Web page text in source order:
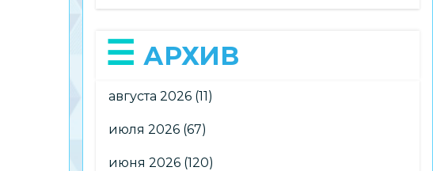
АРХИВ
августа 2026 (11)
июля 2026 (67)
июня 2026 (120)